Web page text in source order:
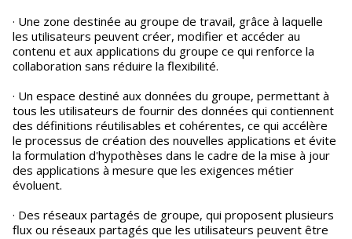
· Une zone destinée au groupe de travail, grâce à laquelle
les utilisateurs peuvent créer, modifier et accéder au
contenu et aux applications du groupe ce qui renforce la
collaboration sans réduire la flexibilité.
· Un espace destiné aux données du groupe, permettant à
tous les utilisateurs de fournir des données qui contiennent
des définitions réutilisables et cohérentes, ce qui accélère
le processus de création des nouvelles applications et évite
la formulation d'hypothèses dans le cadre de la mise à jour
des applications à mesure que les exigences métier
évoluent.
· Des réseaux partagés de groupe, qui proposent plusieurs
flux ou réseaux partagés que les utilisateurs peuvent être